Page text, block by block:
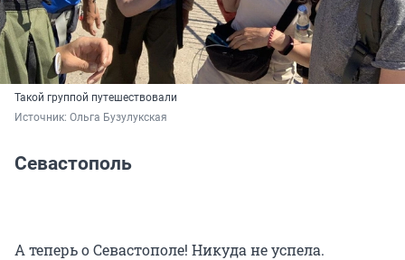
Такой группой путешествовали
Источник: Ольга Бузулукская
Севастополь
А теперь о Севастополе! Никуда не успела.